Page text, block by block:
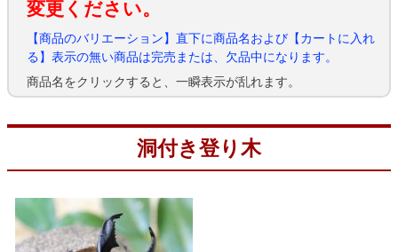
変更ください。
【商品のバリエーション】直下に商品名および【カートに入れ
る】表示の無い商品は完売または、欠品中になります。
商品名をクリックすると、一瞬表示が乱れます。
洞付き登り木